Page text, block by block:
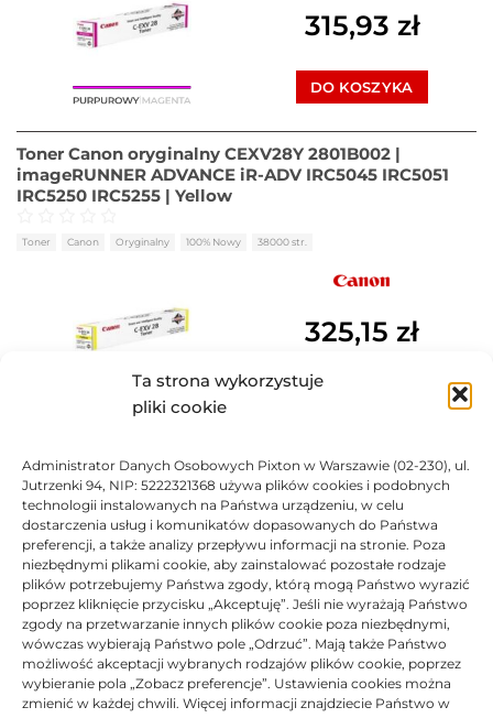
Ta strona wykorzystuje
pliki cookie
Administrator Danych Osobowych Pixton w Warszawie (02-230), ul.
Jutrzenki 94, NIP: 5222321368 używa plików cookies i podobnych
technologii instalowanych na Państwa urządzeniu, w celu
dostarczenia usług i komunikatów dopasowanych do Państwa
preferencji, a także analizy przepływu informacji na stronie. Poza
niezbędnymi plikami cookie, aby zainstalować pozostałe rodzaje
plików potrzebujemy Państwa zgody, którą mogą Państwo wyrazić
poprzez kliknięcie przycisku „Akceptuję”. Jeśli nie wyrażają Państwo
zgody na przetwarzanie innych plików cookie poza niezbędnymi,
wówczas wybierają Państwo pole „Odrzuć”. Mają także Państwo
możliwość akceptacji wybranych rodzajów plików cookie, poprzez
wybieranie pola „Zobacz preferencje”. Ustawienia cookies można
zmienić w każdej chwili. Więcej informacji znajdziecie Państwo w
315,93 zł
DO KOSZYKA
Toner Canon oryginalny CEXV28Y 2801B002 |
imageRUNNER ADVANCE iR-ADV IRC5045 IRC5051
IRC5250 IRC5255 | Yellow
Oceniono 0na 5
Toner Canon Oryginalny 100% Nowy 38000 str.
325,15 zł
DO KOSZYKA
Toner Canon oryginalny CEXV28C 2793B002 |
imageRUNNER ADVANCE iR-ADV IRC5045 IRC5051
IRC5250 IRC5255 | Cyan
Oceniono0 na 5
Toner Canon Oryginalny 100% Nowy 38000 str.
330,24zł
DO KOSZYKA